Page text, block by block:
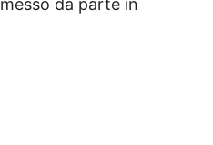
da parte in